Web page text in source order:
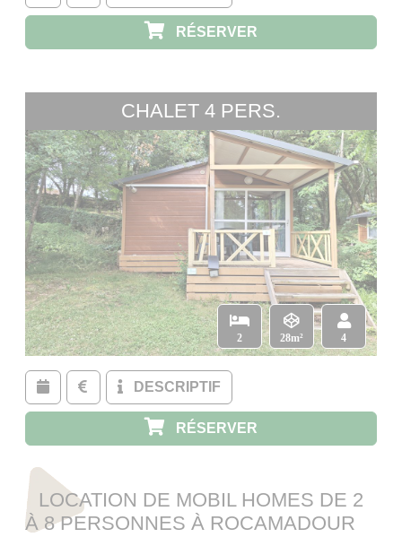
RÉSERVER
CHALET 4 PERS.
2 28m² 4
DESCRIPTIF
RÉSERVER
LOCATION DE MOBIL HOMES DE 2
À 8 PERSONNES À ROCAMADOUR